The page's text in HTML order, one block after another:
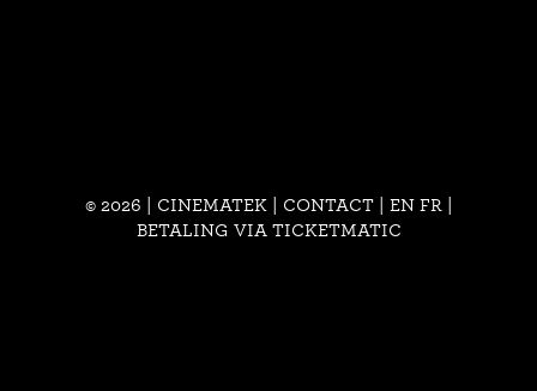
© 2026 | CINEMATEK | CONTACT| EN FR
BETALING VIA TICKETMATIC